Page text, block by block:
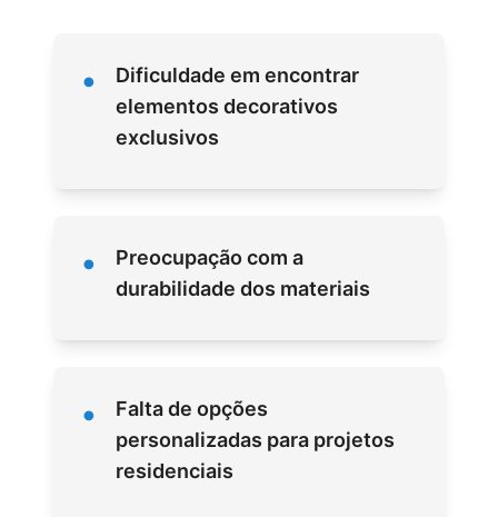
•
Dificuldade em encontrar
elementos decorativos
exclusivos
•
Preocupação com a
durabilidade dos materiais
•
Falta de opções
personalizadas para projetos
residenciais